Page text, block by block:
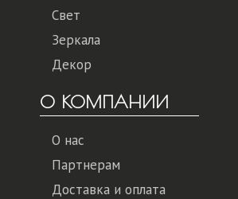
Свет
Зеркала
Декор
О КОМПАНИИ
О нас
Партнерам
Доставка и оплата